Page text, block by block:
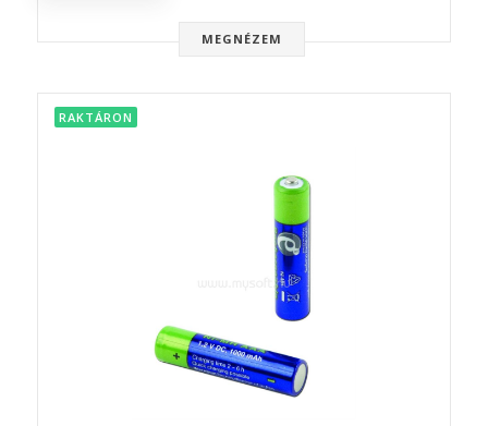
MEGNÉZEM
RAKTÁRON